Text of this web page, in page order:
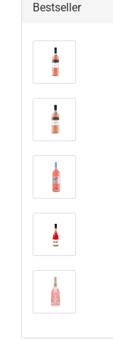
Bestseller